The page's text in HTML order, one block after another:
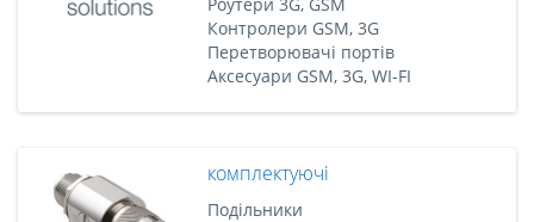
Роутери 3G, GSM
Контролери GSM, 3G
Перетворювачі портів
Аксесуари GSM, 3G, WI-FI
комплектуючі
Подільники